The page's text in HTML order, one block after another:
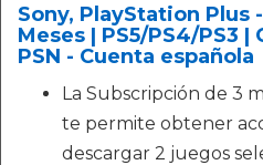
Sony, PlayStation Plus
Meses | PS5/PS4/PS3
PSN - Cuenta española
La Subscripción de 3
te permite obtener
descargar 2 juegos